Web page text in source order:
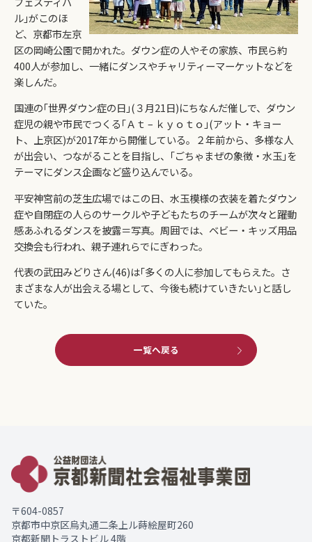
ル｣がこのほ
ど、京都市左京
区の岡崎公園で開かれた。ダウン症の人やその家族、市民ら約
400人が参加し、一緒にダンスやチャリティーマーケットなどを
楽しんだ。
国連の｢世界ダウン症の日｣(３月21日)にちなんだ催しで、ダウン
症児の親や市民でつくる｢Ａｔ – ｋｙｏｔｏ｣(アット・キョー
ト、上京区)が2017年から開催している。２年前から、多様な人
が出会い、つながることを目指し、｢ごちゃまぜの象徴・水玉｣を
テーマにダンス企画など盛り込んでいる。
平安神宮前の芝生広場ではこの日、水玉模様の衣装を着たダウン
症や自閉症の人らのサークルや子どもたちのチームが次々と躍動
感あふれるダンスを披露＝写真。周囲では、ベビー・キッズ用品
交換会も行われ、親子連れらでにぎわった。
代表の武田みどりさん(46)は｢多くの人に参加してもらえた。さ
まざまな人が出会える場として、今後も続けていきたい｣と話し
ていた。
一覧へ戻る
〒604-0857
京都市中京区烏丸通二条上ル蒔絵屋町260
京都新聞トラストビル 4階